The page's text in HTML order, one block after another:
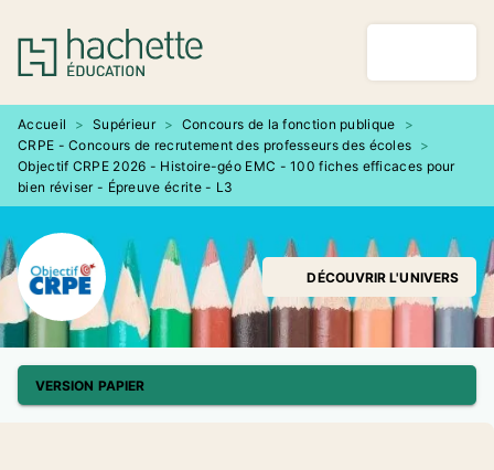
MENU RECHERCHE
PIED DE PAGE
Accueil > Supérieur > Concours de la fonction publique
>
CRPE - Concours de recrutement des professeurs des écoles >
Objectif CRPE 2026 - Histoire-géo EMC - 100 fiches efficaces pour
bien réviser - Épreuve écrite - L3
DÉCOUVRIR L'UNIVERS
VERSION PAPIER